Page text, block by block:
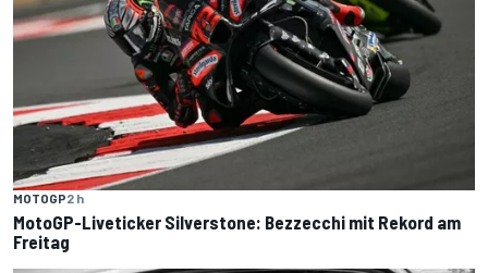
MOTOGP2 h
MotoGP-Liveticker Silverstone: Bezzecchi mit Rekord am
Freitag